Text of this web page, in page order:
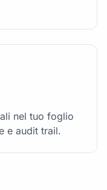
nel tuo foglio
e audit trail.